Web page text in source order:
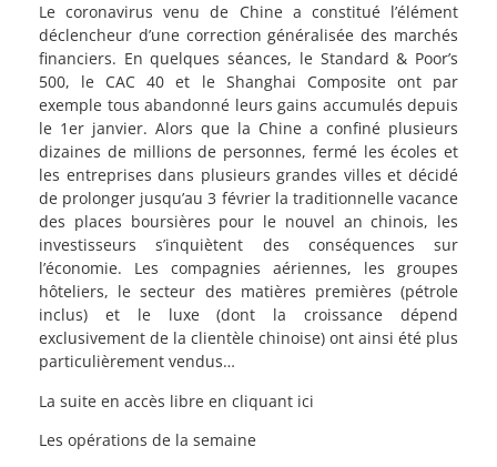
Le coronavirus venu de Chine a constitué l’élément
déclencheur d’une correction généralisée des marchés
financiers. En quelques séances, le Standard & Poor’s
500, le CAC 40 et le Shanghai Composite ont par
exemple tous abandonné leurs gains accumulés depuis
le 1er janvier. Alors que la Chine a confiné plusieurs
dizaines de millions de personnes, fermé les écoles et
les entreprises dans plusieurs grandes villes et décidé
de prolonger jusqu’au 3 février la traditionnelle vacance
des places boursières pour le nouvel an chinois, les
investisseurs s’inquiètent des conséquences sur
l’économie. Les compagnies aériennes, les groupes
hôteliers, le secteur des matières premières (pétrole
inclus) et le luxe (dont la croissance dépend
exclusivement de la clientèle chinoise) ont ainsi été plus
particulièrement vendus…
La suite en accès libre en cliquant ici
Les opérations de la semaine